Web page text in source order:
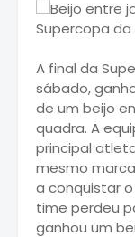
A final da
sábado,
de um beijo
quadra. A
principal
mesmo
a conquistar
time perdeu
ganhou um